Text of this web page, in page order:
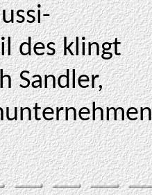
des klingt
Sandler,